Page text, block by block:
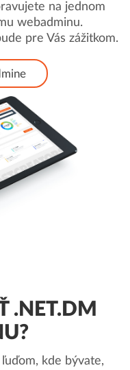
na jednom
webadminu.
pre Vás zážitkom.
.NET.DM
kde bývate,